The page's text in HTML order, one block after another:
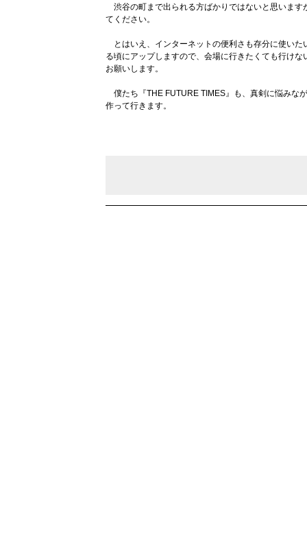
渋谷の町まで出られる方ばかりではないと思います
てください。
とはいえ、インターネットの便利さも存分に使いた
る頃にアップしますので、会場に行きたくても行け
お願いします。
僕たち『THE FUTURE TIMES』も、真剣に悩みな
作って行きます。